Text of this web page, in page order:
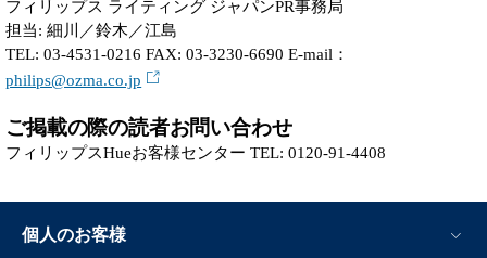
フィリップス ライティング ジャパンPR事務局
担当: 細川／鈴木／江島
TEL: 03-4531-0216 FAX: 03-3230-6690 E-mail：
philips@ozma.co.jp
ご掲載の際の読者お問い合わせ
フィリップスHueお客様センター TEL: 0120-91-4408
個人のお客様